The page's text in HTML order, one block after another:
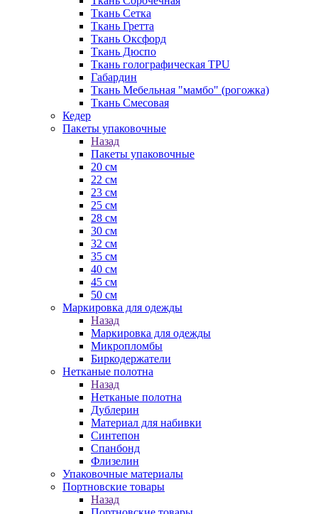
Ткань Сетка
Ткань Гретта
Ткань Оксфорд
Ткань Дюспо
Ткань голографическая TPU
Габардин
Ткань Мебельная "мамбо" (рогожка)
Ткань Смесовая
Кедер
Пакеты упаковочные
Назад
Пакеты упаковочные
20 см
22 см
23 см
25 см
28 см
30 см
32 см
35 см
40 см
45 см
50 см
Маркировка для одежды
Назад
Маркировка для одежды
Микропломбы
Биркодержатели
Нетканые полотна
Назад
Нетканые полотна
Дублерин
Материал для набивки
Синтепон
Спанбонд
Флизелин
Упаковочные материалы
Портновские товары
Назад